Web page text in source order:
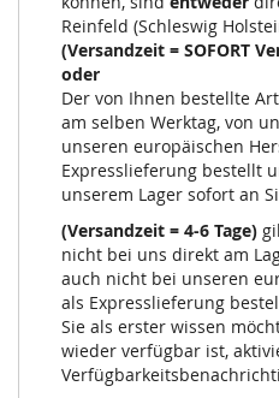
Reinfeld (Schleswig
(Versandzeit = SOFORT
oder
Der von Ihnen bestellte
am selben Werktag, von
unseren europäischen
Expresslieferung bestellt
unserem Lager sofort an
(Versandzeit = 4-6 Tage)
nicht bei uns direkt am
auch nicht bei unseren
als Expresslieferung
Sie als erster wissen
wieder verfügbar ist,